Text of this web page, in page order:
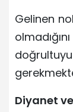
Gelinen
Diyanet